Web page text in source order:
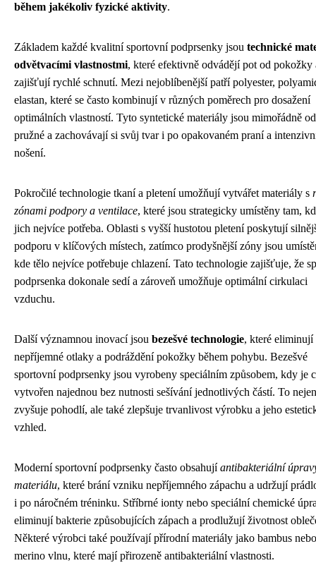
během jakékoliv fyzické aktivity.
Základem každé kvalitní sportovní podprsenky jsou technické
odvětvacími vlastnostmi, které efektivně odvádějí pot od pokožky
zajišťují rychlé schnutí. Mezi nejoblíbenější patří polyester,
elastan, které se často kombinují v různých poměrech pro dosažení
optimálních vlastností. Tyto syntetické materiály jsou mimořádně
pružné a zachovávají si svůj tvar i po opakovaném praní a
nošení.
Pokročilé technologie tkaní a pletení umožňují vytvářet materiály s
zónami podpory a ventilace, které jsou strategicky umístěny tam,
jich nejvíce potřeba. Oblasti s vyšší hustotou pletení poskytují
podporu v klíčových místech, zatímco prodyšnější zóny jsou
kde tělo nejvíce potřebuje chlazení. Tato technologie zajišťuje, že
podprsenka dokonale sedí a zároveň umožňuje optimální cirkulaci
vzduchu.
Další významnou inovací jsou bezešvé technologie, které eliminují
nepříjemné otlaky a podráždění pokožky během pohybu. Bezešvé
sportovní podprsenky jsou vyrobeny speciálním způsobem, kdy je
vytvořen najednou bez nutnosti sešívání jednotlivých částí. To nejen
zvyšuje pohodlí, ale také zlepšuje trvanlivost výrobku a jeho
vzhled.
Moderní sportovní podprsenky často obsahujíantibakteriální
materiálu, které brání vzniku nepříjemného zápachu a udržují
i po náročném tréninku. Stříbrné ionty nebo speciální chemické
eliminují bakterie způsobujících zápach a prodlužují životnost
Některé výrobci také používají přírodní materiály jako bambus nebo
merino vlnu, které mají přirozeně antibakteriální vlastnosti.